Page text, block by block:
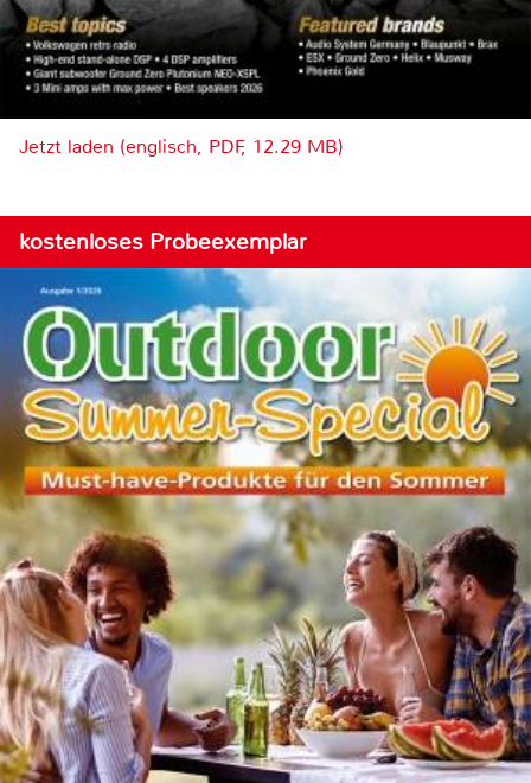
Jetzt laden (englisch, PDF, 12.29 MB)
kostenloses Probeexemplar